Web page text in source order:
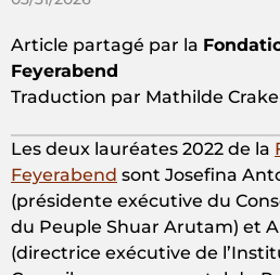
Article partagé par la
Feyerabend
Traduction par Mathilde
Les deux lauréates 2022 de la
Feyerabend sont Josefina
(présidente exécutive du
du Peuple Shuar Arutam) et
(directrice exécutive de